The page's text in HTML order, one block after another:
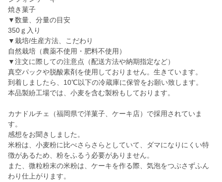
焼き菓子
▼数量、分量の目安
350ｇ入り
▼栽培/生産方法、こだわり
自然栽培（農薬不使用・肥料不使用）
▼注文に際しての注意点（配送方法や納期指定など）
真空パックや脱酸素剤を使用しておりません。生きています。
到着しましたら、10℃以下の冷蔵庫に保管をお願い致します。
本品製紛工場では、小麦を含む製粉もしております。
カナドルチェ（福岡県で洋菓子、ケーキ店）で採用されていま
す。
感想をお聞きしました。
米粉は、小麦粉に比べさらさらとしていて、ダマになりにくい特
徴があるため、粉をふるう必要がありません。
また、微粒粉末の米粉は、ケーキを作る際、気泡をつぶさずふん
わり仕上がります。